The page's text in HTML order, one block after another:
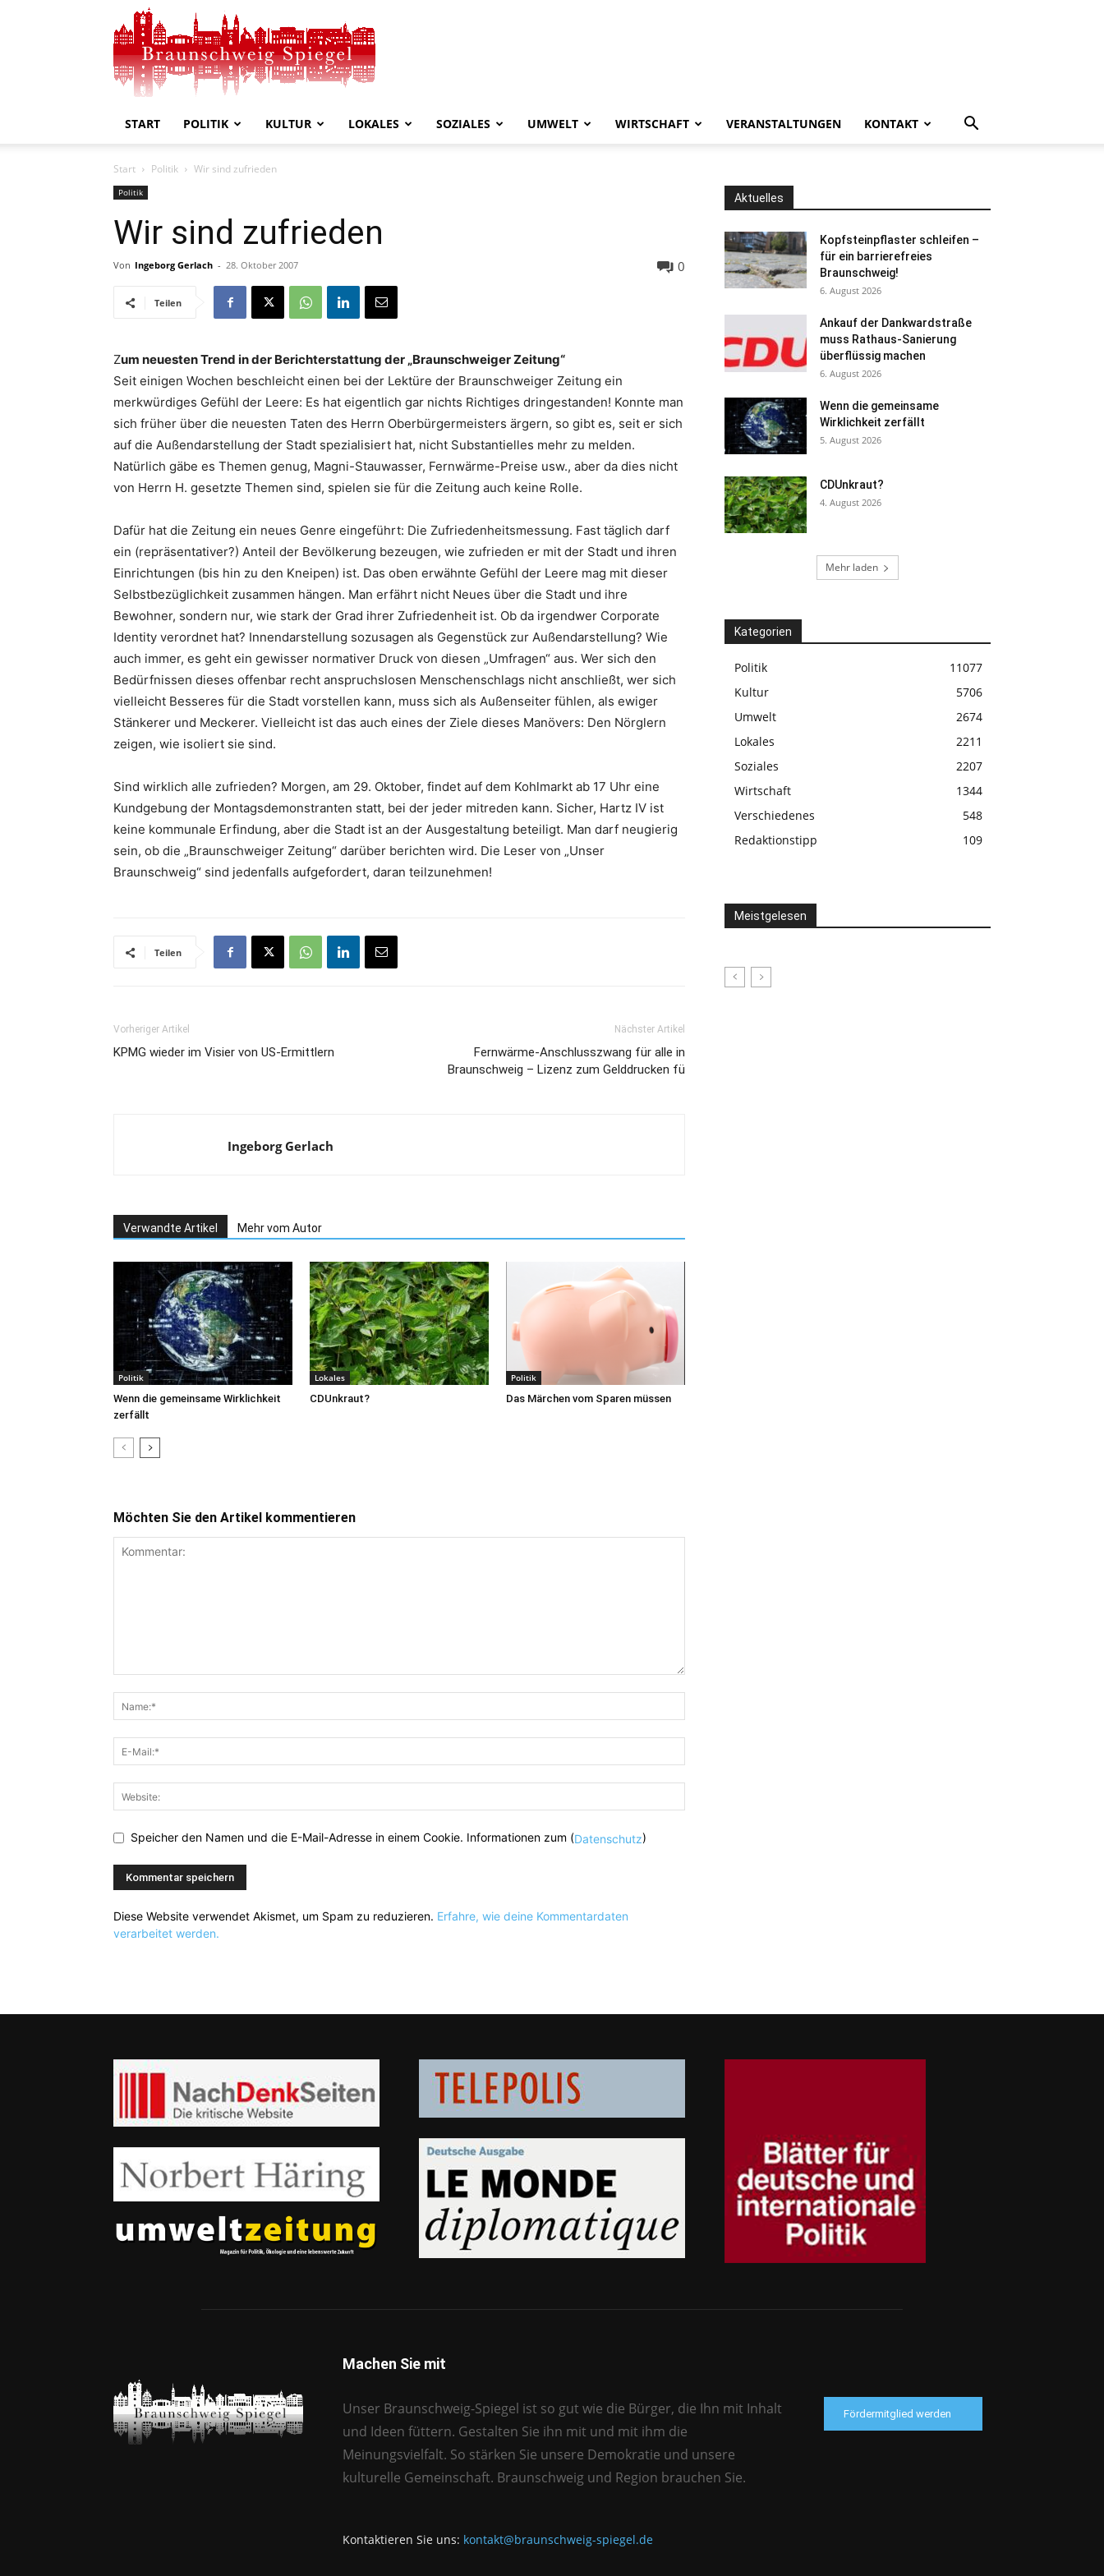
Spiegel
START POLITIK KULTUR LOKALES SOZIALES UMWELT WIRTSCHAFT VERANSTALTUNGEN KONTAKT
Start Politik Wir sind zufrieden
Politik
Wir sind zufrieden
Von Ingeborg Gerlach - 28. Oktober 2007 0
Teilen
Zum neuesten Trend in der Berichterstattung der „Braunschweiger Zeitung“
Seit einigen Wochen beschleicht einen bei der Lektüre der Braunschweiger Zeitung ein
merkwürdiges Gefühl der Leere: Es hat eigentlich gar nichts Richtiges dringestanden! Konnte man
sich früher über die neuesten Taten des Herrn Oberbürgermeisters ärgern, so gibt es, seit er sich
auf die Außendarstellung der Stadt spezialisiert hat, nicht Substantielles mehr zu melden.
Natürlich gäbe es Themen genug, Magni-Stauwasser, Fernwärme-Preise usw., aber da dies nicht
von Herrn H. gesetzte Themen sind, spielen sie für die Zeitung auch keine Rolle.
Dafür hat die Zeitung ein neues Genre eingeführt: Die Zufriedenheitsmessung. Fast täglich darf
ein (repräsentativer?) Anteil der Bevölkerung bezeugen, wie zufrieden er mit der Stadt und ihren
Einrichtungen (bis hin zu den Kneipen) ist. Das oben erwähnte Gefühl der Leere mag mit dieser
Selbstbezüglichkeit zusammen hängen. Man erfährt nicht Neues über die Stadt und ihre
Bewohner, sondern nur, wie stark der Grad ihrer Zufriedenheit ist. Ob da irgendwer Corporate
Identity verordnet hat? Innendarstellung sozusagen als Gegenstück zur Außendarstellung? Wie
auch immer, es geht ein gewisser normativer Druck von diesen „Umfragen“ aus. Wer sich den
Bedürfnissen dieses offenbar recht anspruchslosen Menschenschlags nicht anschließt, wer sich
vielleicht Besseres für die Stadt vorstellen kann, muss sich als Außenseiter fühlen, als ewiger
Stänkerer und Meckerer. Vielleicht ist das auch eines der Ziele dieses Manövers: Den Nörglern
zeigen, wie isoliert sie sind.
Sind wirklich alle zufrieden? Morgen, am 29. Oktober, findet auf dem Kohlmarkt ab 17 Uhr eine
Kundgebung der Montagsdemonstranten statt, bei der jeder mitreden kann. Sicher, Hartz IV ist
keine kommunale Erfindung, aber die Stadt ist an der Ausgestaltung beteiligt. Man darf neugierig
sein, ob die „Braunschweiger Zeitung“ darüber berichten wird. Die Leser von „Unser
Braunschweig“ sind jedenfalls aufgefordert, daran teilzunehmen!
Teilen
Vorheriger Artikel
KPMG wieder im Visier von US-Ermittlern
Nächster Artikel
Fernwärme-Anschlusszwang für alle in
Braunschweig – Lizenz zum Gelddrucken fü
Ingeborg Gerlach
Verwandte Artikel Mehr vom Autor
Politik
Wenn die gemeinsame Wirklichkeit
zerfällt
Lokales
CDUnkraut?
Politik
Das Märchen vom Sparen müssen
Möchten Sie den Artikel kommentieren
Speicher den Namen und die E-Mail-Adresse in einem Cookie. Informationen zum (Datenschutz)
Diese Website verwendet Akismet, um Spam zu reduzieren. Erfahre, wie deine Kommentardaten
verarbeitet werden.
Aktuelles
Kopfsteinpflaster schleifen –
für ein barrierefreies
Braunschweig!
6. August 2026
Ankauf der Dankwardstraße
muss Rathaus-Sanierung
überflüssig machen
6. August 2026
Wenn die gemeinsame
Wirklichkeit zerfällt
5. August 2026
CDUnkraut?
4. August 2026
Mehr laden
Kategorien
Politik
11077
Kultur
5706
Umwelt
2674
Lokales
2211
Soziales
2207
Wirtschaft
1344
Verschiedenes
548
Redaktionstipp
109
Meistgelesen
Machen Sie mit
Unser Braunschweig-Spiegel ist so gut wie die Bürger, die Ihn mit Inhalt
und Ideen füttern. Gestalten Sie ihn mit und mit ihm die
Meinungsvielfalt. So stärken Sie unsere Demokratie und unsere
kulturelle Gemeinschaft. Braunschweig und Region brauchen Sie.
Fördermitglied werden
Kontaktieren Sie uns: kontakt@braunschweig-spiegel.de